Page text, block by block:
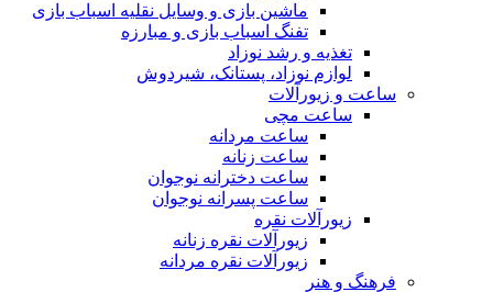
ماشین بازی و وسایل نقلیه اسباب بازی
تفنگ اسباب بازی و مبارزه
تغذیه و رشد نوزاد
لوازم نوزاد، پستانک، شیردوش
ساعت و زیور‌آلات
ساعت مچی
ساعت مردانه
ساعت زنانه
ساعت دخترانه نوجوان
ساعت پسرانه نوجوان
زیورآلات نقره
زیورآلات نقره زنانه
زیورآلات نقره مردانه
فرهنگ و هنر